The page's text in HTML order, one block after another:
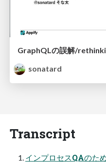
GraphQLの誤解/
sonatard
Transcript
インプロセスQAのた